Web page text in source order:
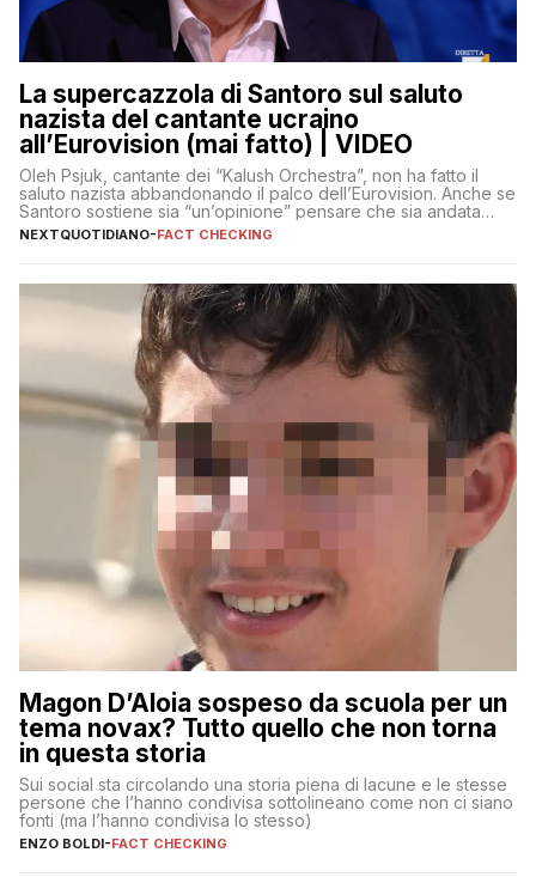
La supercazzola di Santoro sul saluto
nazista del cantante ucraino
all’Eurovision (mai fatto) | VIDEO
Oleh Psjuk, cantante dei “Kalush Orchestra”, non ha fatto il
saluto nazista abbandonando il palco dell’Eurovision. Anche se
Santoro sostiene sia “un’opinione” pensare che sia andata
così
NEXTQUOTIDIANO-FACT CHECKING
Magon D’Aloia sospeso da scuola per un
tema novax? Tutto quello che non torna
in questa storia
Sui social sta circolando una storia piena di lacune e le stesse
persone che l’hanno condivisa sottolineano come non ci siano
fonti (ma l’hanno condivisa lo stesso)
ENZO BOLDI-FACT CHECKING